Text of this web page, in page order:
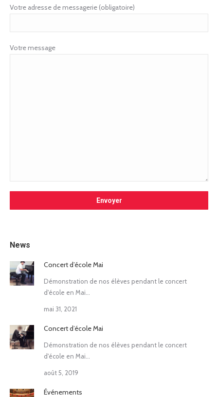
Votre adresse de messagerie (obligatoire)
Votre message
News
Concert d’école Mai
Démonstration de nos élèves pendant le concert
d'école en Mai...
mai 31, 2021
Concert d’école Mai
Démonstration de nos élèves pendant le concert
d'école en Mai...
août 5, 2019
Événements